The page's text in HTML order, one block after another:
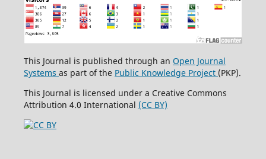
This Journal is published through an Open Journal
Systems as part of the Public Knowledge Project (PKP).
This Journal is licensed under a Creative Commons
Attribution 4.0 International (CC BY)